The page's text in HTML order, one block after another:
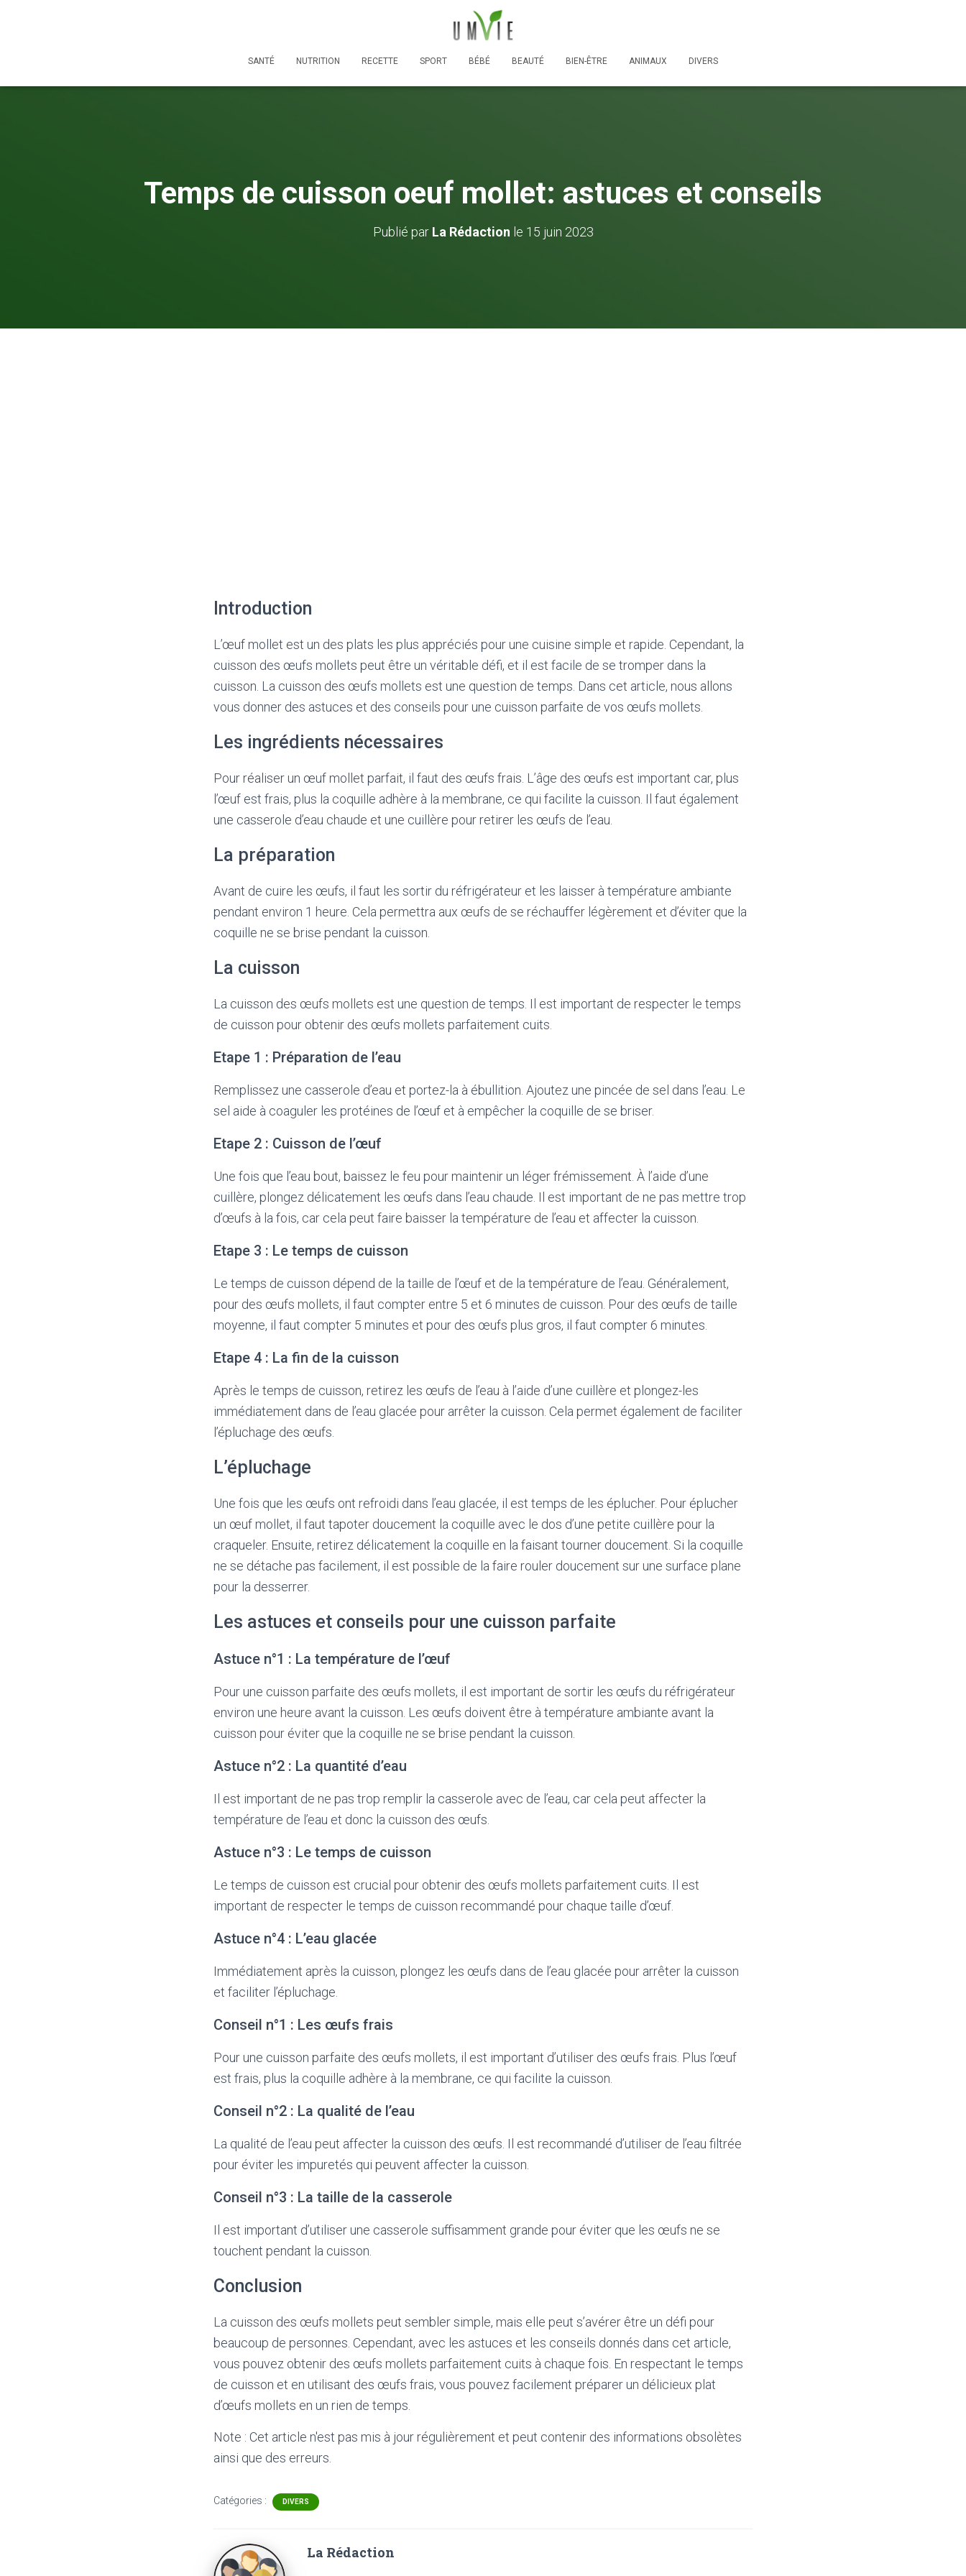
SANTÉ NUTRITION RECETTE SPORT BÉBÉ BEAUTÉ BIEN-ÊTRE ANIMAUX DIVERS
Temps de cuisson oeuf mollet: astuces et conseils
Publié par La Rédaction le 15 juin 2023
Introduction
L’œuf mollet est un des plats les plus appréciés pour une cuisine simple et rapide. Cependant, la
cuisson des œufs mollets peut être un véritable défi, et il est facile de se tromper dans la
cuisson. La cuisson des œufs mollets est une question de temps. Dans cet article, nous allons
vous donner des astuces et des conseils pour une cuisson parfaite de vos œufs mollets.
Les ingrédients nécessaires
Pour réaliser un œuf mollet parfait, il faut des œufs frais. L’âge des œufs est important car, plus
l’œuf est frais, plus la coquille adhère à la membrane, ce qui facilite la cuisson. Il faut également
une casserole d’eau chaude et une cuillère pour retirer les œufs de l’eau.
La préparation
Avant de cuire les œufs, il faut les sortir du réfrigérateur et les laisser à température ambiante
pendant environ 1 heure. Cela permettra aux œufs de se réchauffer légèrement et d’éviter que la
coquille ne se brise pendant la cuisson.
La cuisson
La cuisson des œufs mollets est une question de temps. Il est important de respecter le temps
de cuisson pour obtenir des œufs mollets parfaitement cuits.
Etape 1 : Préparation de l’eau
Remplissez une casserole d’eau et portez-la à ébullition. Ajoutez une pincée de sel dans l’eau. Le
sel aide à coaguler les protéines de l’œuf et à empêcher la coquille de se briser.
Etape 2 : Cuisson de l’œuf
Une fois que l’eau bout, baissez le feu pour maintenir un léger frémissement. À l’aide d’une
cuillère, plongez délicatement les œufs dans l’eau chaude. Il est important de ne pas mettre trop
d’œufs à la fois, car cela peut faire baisser la température de l’eau et affecter la cuisson.
Etape 3 : Le temps de cuisson
Le temps de cuisson dépend de la taille de l’œuf et de la température de l’eau. Généralement,
pour des œufs mollets, il faut compter entre 5 et 6 minutes de cuisson. Pour des œufs de taille
moyenne, il faut compter 5 minutes et pour des œufs plus gros, il faut compter 6 minutes.
Etape 4 : La fin de la cuisson
Après le temps de cuisson, retirez les œufs de l’eau à l’aide d’une cuillère et plongez-les
immédiatement dans de l’eau glacée pour arrêter la cuisson. Cela permet également de faciliter
l’épluchage des œufs.
L’épluchage
Une fois que les œufs ont refroidi dans l’eau glacée, il est temps de les éplucher. Pour éplucher
un œuf mollet, il faut tapoter doucement la coquille avec le dos d’une petite cuillère pour la
craqueler. Ensuite, retirez délicatement la coquille en la faisant tourner doucement. Si la coquille
ne se détache pas facilement, il est possible de la faire rouler doucement sur une surface plane
pour la desserrer.
Les astuces et conseils pour une cuisson parfaite
Astuce n°1 : La température de l’œuf
Pour une cuisson parfaite des œufs mollets, il est important de sortir les œufs du réfrigérateur
environ une heure avant la cuisson. Les œufs doivent être à température ambiante avant la
cuisson pour éviter que la coquille ne se brise pendant la cuisson.
Astuce n°2 : La quantité d’eau
Il est important de ne pas trop remplir la casserole avec de l’eau, car cela peut affecter la
température de l’eau et donc la cuisson des œufs.
Astuce n°3 : Le temps de cuisson
Le temps de cuisson est crucial pour obtenir des œufs mollets parfaitement cuits. Il est
important de respecter le temps de cuisson recommandé pour chaque taille d’œuf.
Astuce n°4 : L’eau glacée
Immédiatement après la cuisson, plongez les œufs dans de l’eau glacée pour arrêter la cuisson
et faciliter l’épluchage.
Conseil n°1 : Les œufs frais
Pour une cuisson parfaite des œufs mollets, il est important d’utiliser des œufs frais. Plus l’œuf
est frais, plus la coquille adhère à la membrane, ce qui facilite la cuisson.
Conseil n°2 : La qualité de l’eau
La qualité de l’eau peut affecter la cuisson des œufs. Il est recommandé d’utiliser de l’eau filtrée
pour éviter les impuretés qui peuvent affecter la cuisson.
Conseil n°3 : La taille de la casserole
Il est important d’utiliser une casserole suffisamment grande pour éviter que les œufs ne se
touchent pendant la cuisson.
Conclusion
La cuisson des œufs mollets peut sembler simple, mais elle peut s’avérer être un défi pour
beaucoup de personnes. Cependant, avec les astuces et les conseils donnés dans cet article,
vous pouvez obtenir des œufs mollets parfaitement cuits à chaque fois. En respectant le temps
de cuisson et en utilisant des œufs frais, vous pouvez facilement préparer un délicieux plat
d’œufs mollets en un rien de temps.
Note : Cet article n'est pas mis à jour régulièrement et peut contenir des informations obsolètes
ainsi que des erreurs.
Catégories : DIVERS
La Rédaction